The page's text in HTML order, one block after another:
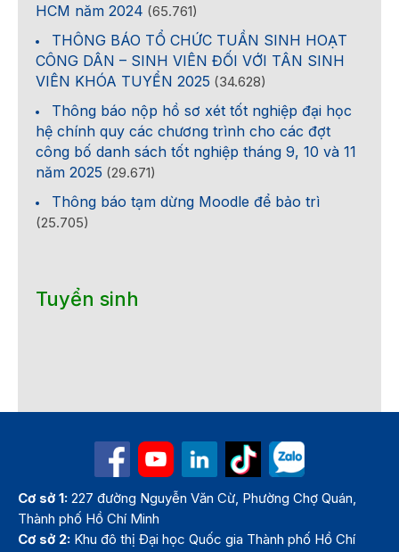
HCM năm 2024 (65.761)
THÔNG BÁO TỔ CHỨC TUẦN SINH HOẠT
CÔNG DÂN – SINH VIÊN ĐỐI VỚI TÂN SINH
VIÊN KHÓA TUYỂN 2025 (34.628)
Thông báo nộp hồ sơ xét tốt nghiệp đại học
hệ chính quy các chương trình cho các đợt
công bố danh sách tốt nghiệp tháng 9, 10 và 11
năm 2025 (29.671)
Thông báo tạm dừng Moodle để bảo trì
(25.705)
Tuyển sinh
Cơ sở 1: 227 đường Nguyễn Văn Cừ, Phường Chợ Quán,
Thành phố Hồ Chí Minh
Cơ sở 2: Khu đô thị Đại học Quốc gia Thành phố Hồ Chí